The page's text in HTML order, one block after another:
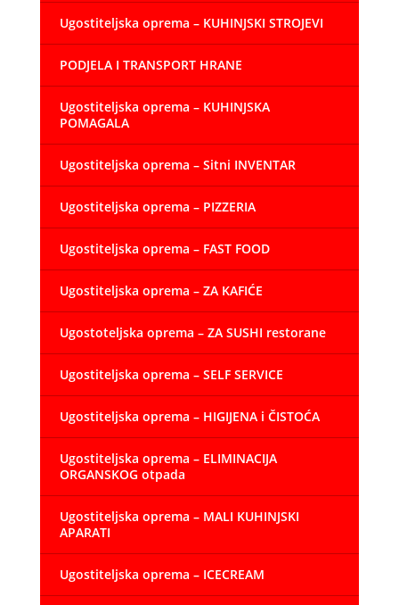
Ugostiteljska oprema – KUHINJSKI STROJEVI
PODJELA I TRANSPORT HRANE
Ugostiteljska oprema – KUHINJSKA
POMAGALA
Ugostiteljska oprema – Sitni INVENTAR
Ugostiteljska oprema – PIZZERIA
Ugostiteljska oprema – FAST FOOD
Ugostiteljska oprema – ZA KAFIĆE
Ugostoteljska oprema – ZA SUSHI restorane
Ugostiteljska oprema – SELF SERVICE
Ugostiteljska oprema – HIGIJENA i ČISTOĆA
Ugostiteljska oprema – ELIMINACIJA
ORGANSKOG otpada
Ugostiteljska oprema – MALI KUHINJSKI
APARATI
Ugostiteljska oprema – ICECREAM